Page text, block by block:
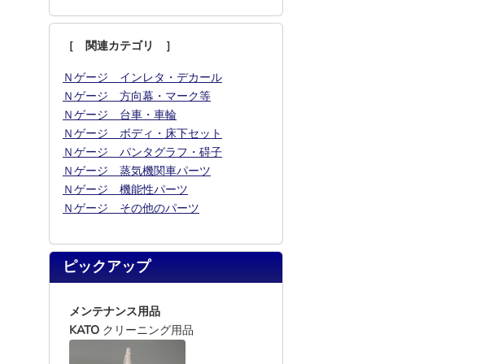
［ 関連カテゴリ ］
Ｎゲージ インレタ・デカール
Ｎゲージ 方向幕・マーク等
Ｎゲージ 台車・車輪
Ｎゲージ ボディ・床下セット
Ｎゲージ パンタグラフ・碍子
Ｎゲージ 蒸気機関車パーツ
Ｎゲージ 機能性パーツ
Ｎゲージ その他のパーツ
ピックアップ
メンテナンス用品
KATO クリーニング用品